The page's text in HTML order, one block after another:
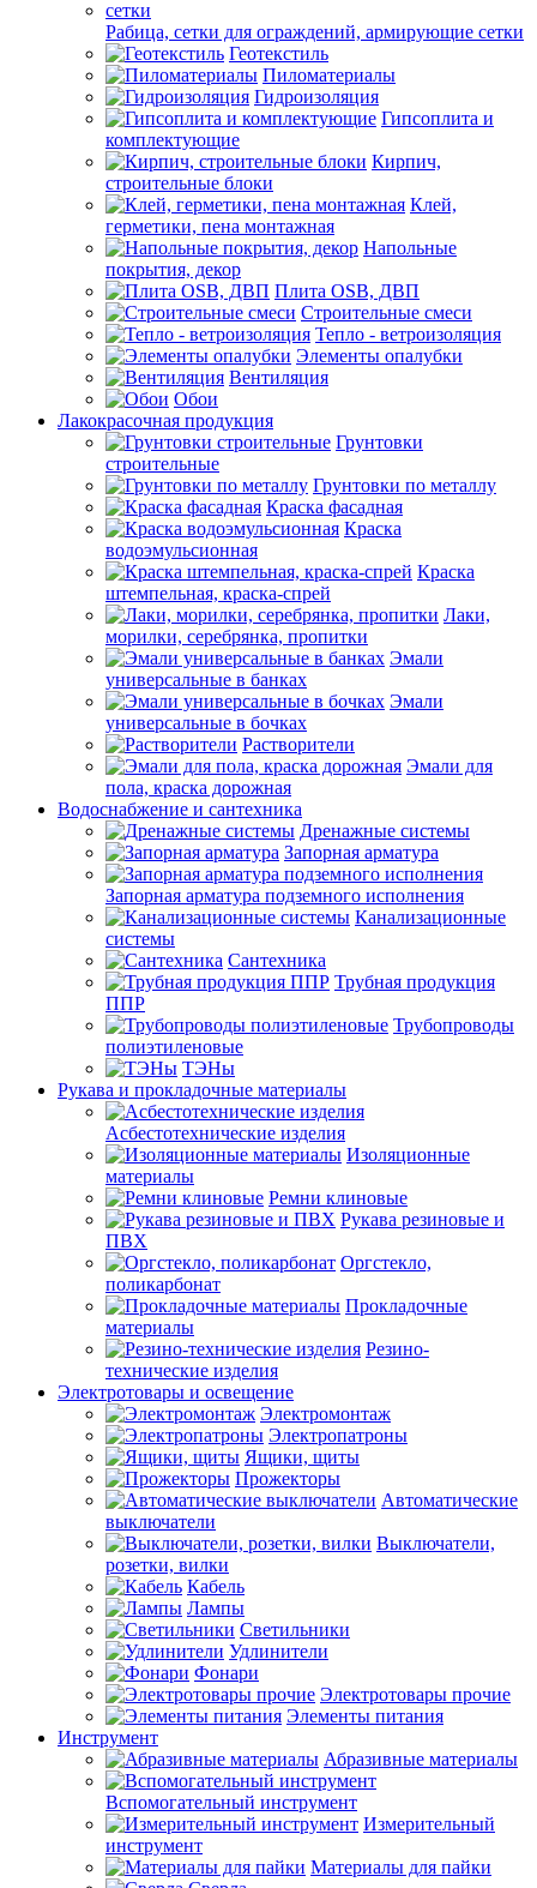
Рабица, сетки для ограждений, армирующие сетки
Геотекстиль
Пиломатериалы
Гидроизоляция
Гипсоплита и
комплектующие
Кирпич,
строительные блоки
Клей,
герметики, пена монтажная
Напольные
покрытия, декор
Плита OSB, ДВП
Строительные смеси
Тепло - ветроизоляция
Элементы опалубки
Вентиляция
Обои
Лакокрасочная продукция
Грунтовки
строительные
Грунтовки по металлу
Краска фасадная
Краска
водоэмульсионная
Краска
штемпельная, краска-спрей
Лаки,
морилки, серебрянка, пропитки
Эмали
универсальные в банках
Эмали
универсальные в бочках
Растворители
Эмали для
пола, краска дорожная
Водоснабжение и сантехника
Дренажные системы
Запорная арматура
Запорная арматура подземного исполнения
Канализационные
системы
Сантехника
Трубная продукция
ППР
Трубопроводы
полиэтиленовые
ТЭНы
Рукава и прокладочные материалы
Асбестотехнические изделия
Изоляционные
материалы
Ремни клиновые
Рукава резиновые и
ПВХ
Оргстекло,
поликарбонат
Прокладочные
материалы
Резино-
технические изделия
Электротовары и освещение
Электромонтаж
Электропатроны
Ящики, щиты
Прожекторы
Автоматические
выключатели
Выключатели,
розетки, вилки
Кабель
Лампы
Светильники
Удлинители
Фонари
Электротовары прочие
Элементы питания
Инструмент
Абразивные материалы
Вспомогательный инструмент
Измерительный
инструмент
Материалы для пайки